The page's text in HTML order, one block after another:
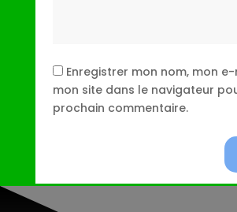
Enregistrer mon nom, mon
mon site dans le navigateur
prochain commentaire.